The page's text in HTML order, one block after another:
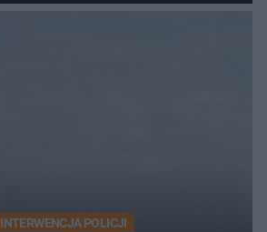
INTERWENCJA POLICJI